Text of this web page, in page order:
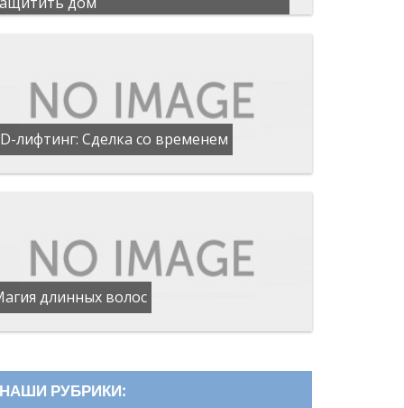
лифтинг: Сделка со временем
длинных волос
НАШИ РУБРИКИ: